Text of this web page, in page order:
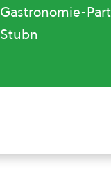
Gastronomie-
Stubn